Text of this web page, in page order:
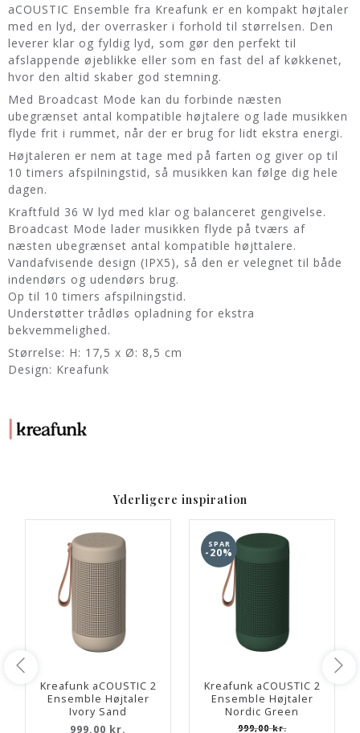
aCOUSTIC Ensemble fra Kreafunk er en kompakt højtaler
med en lyd, der overrasker i forhold til størrelsen. Den
leverer klar og fyldig lyd, som gør den perfekt til
afslappende øjeblikke eller som en fast del af køkkenet,
hvor den altid skaber god stemning.
Med Broadcast Mode kan du forbinde næsten
ubegrænset antal kompatible højtalere og lade musikken
flyde frit i rummet, når der er brug for lidt ekstra energi.
Højtaleren er nem at tage med på farten og giver op til
10 timers afspilningstid, så musikken kan følge dig hele
dagen.
Kraftfuld 36 W lyd med klar og balanceret gengivelse.
Broadcast Mode lader musikken flyde på tværs af
næsten ubegrænset antal kompatible højttalere.
Vandafvisende design (IPX5), så den er velegnet til både
indendørs og udendørs brug.
Op til 10 timers afspilningstid.
Understøtter trådløs opladning for ekstra
bekvemmelighed.
Størrelse: H: 17,5 x Ø: 8,5 cm
Design: Kreafunk
Yderligere inspiration
Kreafunk aCOUSTIC 2
Ensemble Højtaler
Ivory Sand
999,00 kr.
SPAR
-20%
Kreafunk aCOUSTIC 2
Ensemble Højtaler
Nordic Green
999,00 kr.